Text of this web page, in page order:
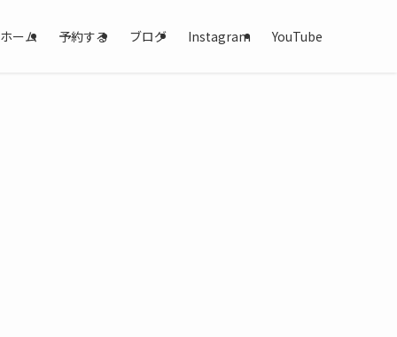
ホーム 予約する ブログ Instagram YouTube